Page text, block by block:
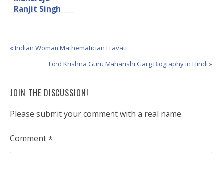
Ranjit Singh
« Indian Woman Mathematician Lilavati
Lord Krishna Guru Maharishi Garg Biography in Hindi »
JOIN THE DISCUSSION!
Please submit your comment with a real name.
Comment*